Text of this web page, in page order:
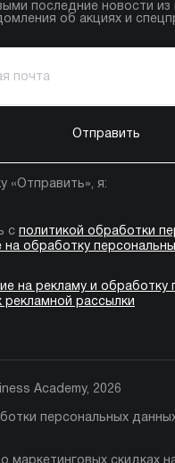
последние новости из
об акциях и
Отправить
«Отправить», я:
с политикой обработки
на обработку
на рекламу и обработку
рекламной рассылки
Academy, 2026
персональных